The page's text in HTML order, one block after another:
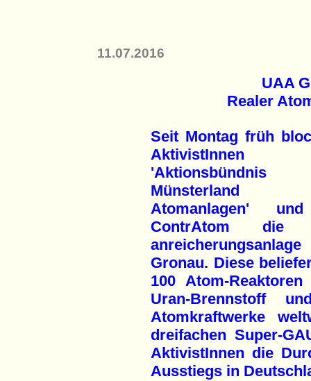
11.07.2016
UAA
Realer
Seit Montag früh
AktivistInnen
'Aktionsbündnis
Münsterland
Atomanlagen'
ContrAtom die
anreicherungsanlage
Gronau. Diese
100 Atom-
Uran-Brennstoff
Atomkraftwerke
dreifachen Super-
AktivistInnen die
Ausstiegs in